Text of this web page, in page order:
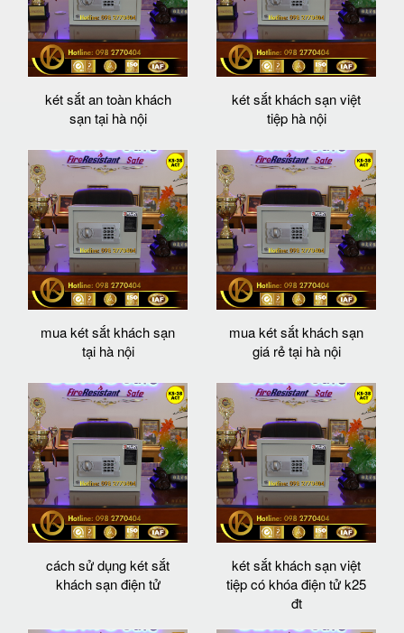
két sắt an toàn khách
sạn tại hà nội
két sắt khách sạn việt
tiệp hà nội
mua két sắt khách sạn
tại hà nội
mua két sắt khách sạn
giá rẻ tại hà nội
cách sử dụng két sắt
khách sạn điện tử
két sắt khách sạn việt
tiệp có khóa điện tử k25
đt